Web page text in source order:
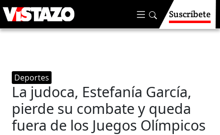
Suscríbete
Deportes
La judoca, Estefanía García,
pierde su combate y queda
fuera de los Juegos Olímpicos